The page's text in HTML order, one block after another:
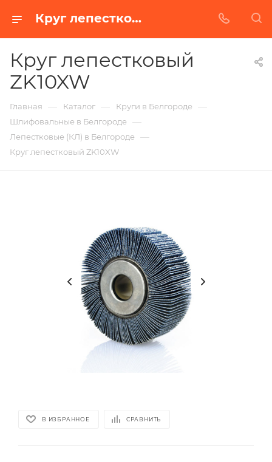
Круг лепестковый ZK10XW в Белгороде | Купить по недорогой цене от Абразивного Завода
Круг лепестковый
ZK10XW
Главная — Каталог — Круги в Белгороде —
Шлифовальные в Белгороде —
Лепестковые (КЛ) в Белгороде —
Круг лепестковый ZK10XW
В ИЗБРАННОЕ СРАВНИТЬ